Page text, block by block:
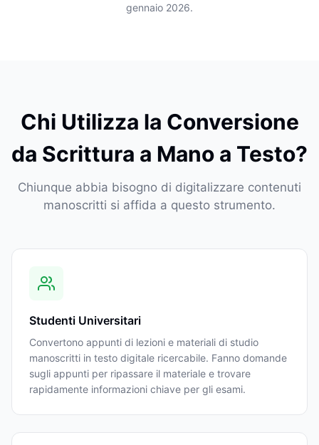
gennaio 2026.
Chi Utilizza la Conversione
da Scrittura a Mano a Testo?
Chiunque abbia bisogno di digitalizzare contenuti
manoscritti si affida a questo strumento.
Studenti Universitari
Convertono appunti di lezioni e materiali di studio
manoscritti in testo digitale ricercabile. Fanno domande
sugli appunti per ripassare il materiale e trovare
rapidamente informazioni chiave per gli esami.